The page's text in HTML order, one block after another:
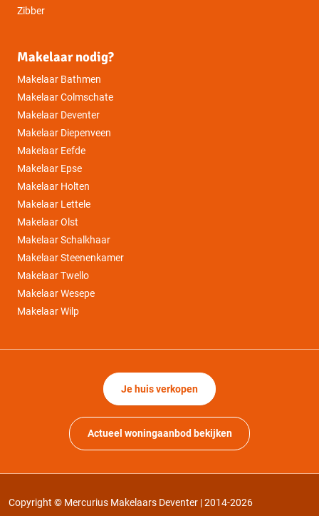
Zibber
Makelaar nodig?
Makelaar Bathmen
Makelaar Colmschate
Makelaar Deventer
Makelaar Diepenveen
Makelaar Eefde
Makelaar Epse
Makelaar Holten
Makelaar Lettele
Makelaar Olst
Makelaar Schalkhaar
Makelaar Steenenkamer
Makelaar Twello
Makelaar Wesepe
Makelaar Wilp
Je huis verkopen
Actueel woningaanbod bekijken
Copyright © Mercurius Makelaars Deventer | 2014-2026